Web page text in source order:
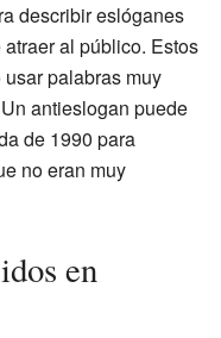
describir eslóganes
al público. Estos
palabras muy
antieslogan puede
de 1990 para
no eran muy
en